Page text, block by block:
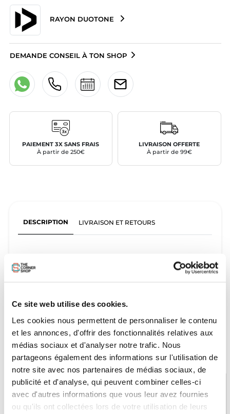
Ce site web utilise des cookies.
Les cookies nous permettent de personnaliser le contenu
et les annonces, d'offrir des fonctionnalités relatives aux
médias sociaux et d'analyser notre trafic. Nous
partageons également des informations sur l'utilisation de
notre site avec nos partenaires de médias sociaux, de
publicité et d'analyse, qui peuvent combiner celles-ci
avec d'autres informations que vous leur avez fournies
ou qu'ils ont collectées lors de votre utilisation de leurs
RAYON DUOTONE
DEMANDE CONSEIL À TON SHOP
PAIEMENT 3X SANS FRAIS
À partir de 250€
LIVRAISON OFFERTE
À partir de 99€
DESCRIPTION LIVRAISON ET RETOURS
PAIEMENT SÉCURISÉ
STOCK EN TEMPS RÉEL